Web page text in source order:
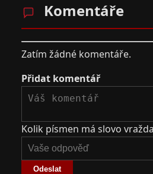
Komentáře
Zatím žádné komentáře.
Přidat komentář
Kolik písmen má slovo
Odeslat